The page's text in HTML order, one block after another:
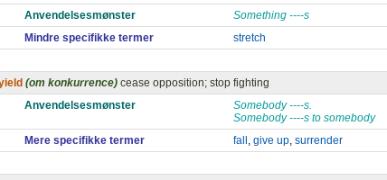
Anvendelsesmønster
Something ----s
Mindre specifikke termer
stretch
(om konkurrence) cease opposition; stop fighting
Anvendelsesmønster
Somebody ----s.
Somebody ----s to somebody
Mere specifikke termer
fall , give up, surrender